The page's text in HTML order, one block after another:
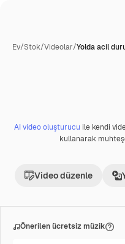
Ev/Stok/Videolar/Yolda acil
Premium
AI video oluşturucu ile kendi
kullanarak
Video düzenle
Önerilen ücretsiz müzik